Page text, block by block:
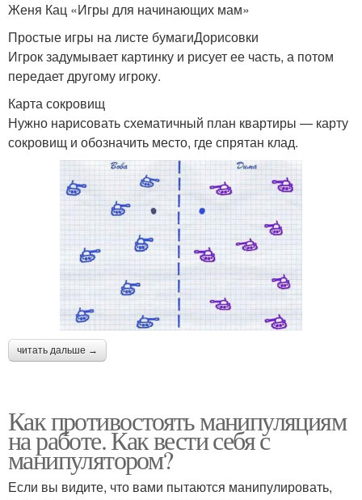
Женя Кац «Игры для начинающих мам»
Простые игры на листе бумагиДорисовки
Игрок задумывает картинку и рисует ее часть, а потом
передает другому игроку.
Карта сокровищ
Нужно нарисовать схематичный план квартиры — карту
сокровищ и обозначить место, где спрятан клад.
читать дальше →
Как противостоять манипуляциям
на работе. Как вести себя с
манипулятором?
Если вы видите, что вами пытаются манипулировать,